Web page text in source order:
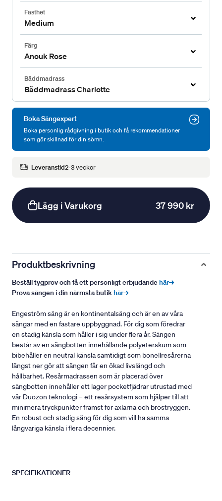
Fasthet
Medium
Färg
Anouk Rose
Bäddmadrass
Bäddmadrass Charlotte
Boka Sängexpert
Boka personlig rådgivning i butik och få rekommendationer
som gör skillnad för din sömn.
Leveranstid2-3 veckor
Lägg i Varukorg 37 990 kr
Produktbeskrivning
Beställ tygprov och få ett personligt erbjudandehär→
Prova sängen i din närmsta butikhär→
Engeström säng är en kontinentalsäng och är en av våra
sängar med en fastare uppbyggnad. För dig som föredrar
en stadig känsla som håller i sig under flera år. Sängen
består av en sängbotten innehållande polyeterskum som
bibehåller en neutral känsla samtidigt som bonellresårerna
längst ner gör att sängen får en ökad livslängd och
hållbarhet. Resårmadrassen som är placerad över
sängbotten innehåller ett lager pocketfjädrar utrustad med
vår Duozon teknologi – ett resårsystem som hjälper till att
minimera tryckpunkter främst för axlarna och bröstryggen.
En robust och stadig säng för dig som vill ha samma
långvariga känsla i flera decennier.
SPECIFIKATIONER